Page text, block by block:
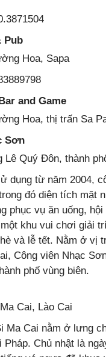
Pub
Hoa, Sapa
and Game
Hoa, thị trấn Sa
Sơn
Quý Đôn, thành
dụng từ năm 2004,
đó diện tích mặt
phục vụ ăn uống, hội
khu vui chơi giải
và lễ tết. Nằm ở vị
Công viên Nhạc
phố vùng biên.
Cai, Lào Cai
Ma Cai nằm ở lưng
Chủ nhật là